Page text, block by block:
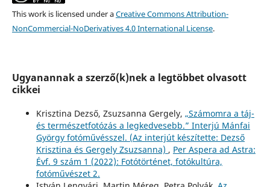
This work is licensed under aCreative Commons Attribution-
NonCommercial-NoDerivatives 4.0 International License.
Ugyanannak a szerző(k)nek a legtöbbet olvasott
cikkei
Krisztina Dezső, Zsuzsanna Gergely, „Számomra a táj-
és természetfotózás a legkedvesebb.” Interjú Mánfai
György fotóművésszel. (Az interjút készítette: Dezső
Krisztina és Gergely Zsuzsanna) , Per Aspera ad Astra:
Évf. 9 szám 1 (2022): Fotótörténet, fotókultúra,
fotóművészet 2.